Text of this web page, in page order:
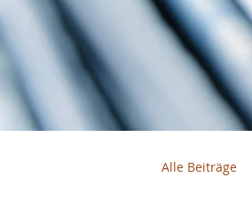
Alle Beiträge